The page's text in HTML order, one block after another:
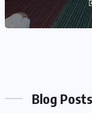
Blog Posts